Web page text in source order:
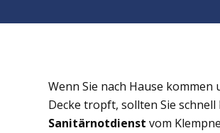
Wenn Sie nach Hause
Decke tropft, sollten Sie
Sanitärnotdienst vom